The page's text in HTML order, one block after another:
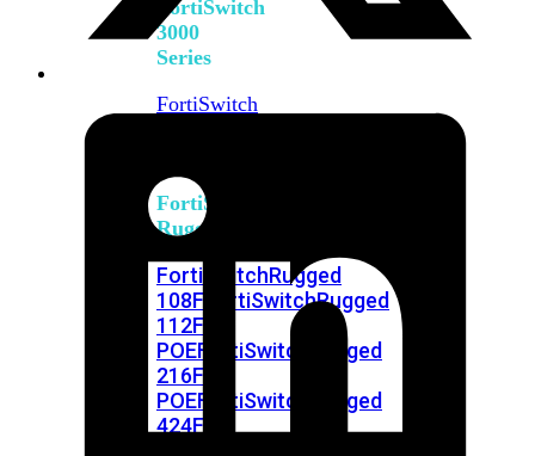
FortiSwitch
3000
Series
FortiSwitch
FortiSwitch
Ruggedized
FortiSwitchRugged
108F FortiSwitchRugged
112F-
POEFortiSwitchRugged
216F-
POEFortiSwitchRugged
424F-